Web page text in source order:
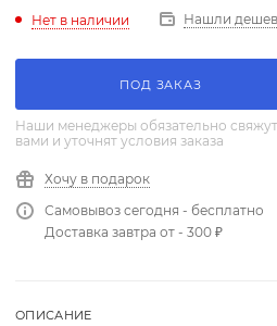
Нет в наличии Нашли
ПОД ЗАКАЗ
Наши менеджеры обязательно
вами и уточнят условия заказа
Хочу в подарок
Самовывоз сегодня - бесплатно
Доставка завтра от - 300 ₽
ОПИСАНИЕ